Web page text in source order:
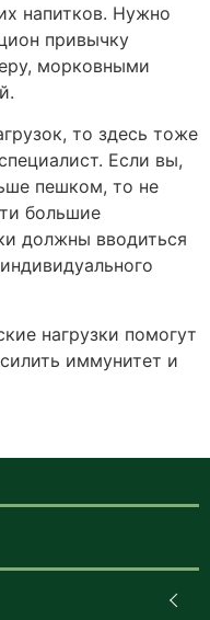
напитков. Нужно
привычку
морковными
то здесь тоже
Если вы,
пешком, то не
большие
должны вводиться
нагрузки помогут
иммунитет и